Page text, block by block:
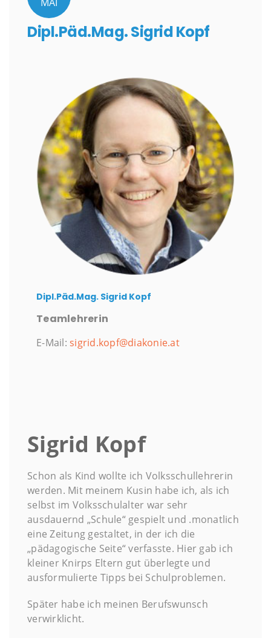
Dipl.Päd.Mag. Sigrid Kopf
Dipl.Päd.Mag. Sigrid Kopf
Teamlehrerin
E-Mail: sigrid.kopf@diakonie.at
Sigrid Kopf
Schon als Kind wollte ich Volksschullehrerin
werden. Mit meinem Kusin habe ich, als ich
selbst im Volksschulalter war sehr
ausdauernd „Schule“ gespielt und .monatlich
eine Zeitung gestaltet, in der ich die
„pädagogische Seite“ verfasste. Hier gab ich
kleiner Knirps Eltern gut überlegte und
ausformulierte Tipps bei Schulproblemen.
Später habe ich meinen Berufswunsch
verwirklicht.